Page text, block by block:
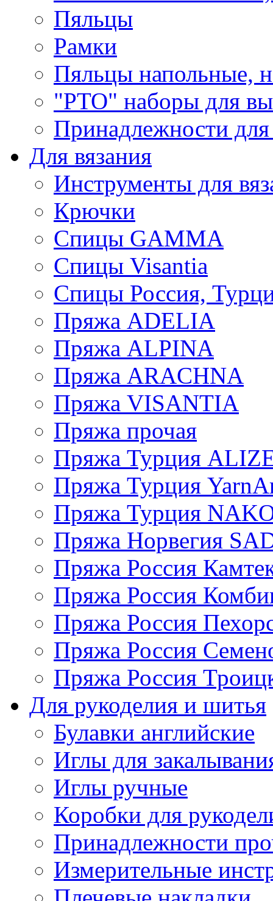
Пяльцы
Рамки
Пяльцы напольные,
"РТО" наборы для
Принадлежности
Для вязания
Инструменты для
Крючки
Спицы GAMMA
Спицы Visantia
Спицы Россия,
Пряжа ADELIA
Пряжа ALPINA
Пряжа ARACHNA
Пряжа VISANTIA
Пряжа прочая
Пряжа Турция
Пряжа Турция
Пряжа Турция
Пряжа Норвегия
Пряжа Россия
Пряжа Россия
Пряжа Россия
Пряжа Россия
Пряжа Россия
Для рукоделия и шитья
Булавки английские
Иглы для
Иглы ручные
Коробки для
Принадлежности
Измерительные